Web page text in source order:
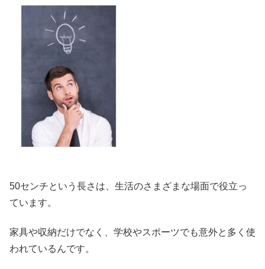
50センチという長さは、生活のさまざまな場面で役立っ
ています。
家具や収納だけでなく、学校やスポーツでも意外と多く使
われているんです。